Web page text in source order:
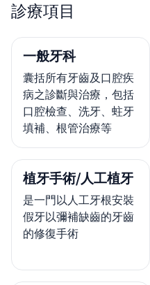
診療項目
一般牙科
囊括所有牙齒及口腔疾
病之診斷與治療，包括
口腔檢查、洗牙、蛀牙
填補、根管治療等
植牙手術/人工植牙
是一門以人工牙根安裝
假牙以彌補缺齒的牙齒
的修復手術